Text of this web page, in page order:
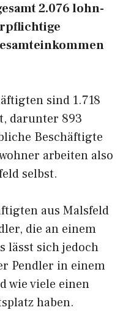
2.076 lohn-
sind 1.718
darunter 893
Beschäftigte
arbeiten also
selbst.
aus Malsfeld
die an einem
lässt sich jedoch
Pendler in einem
wie viele einen
haben.